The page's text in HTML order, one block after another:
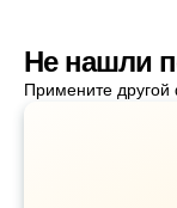
Не нашли
Примените другой